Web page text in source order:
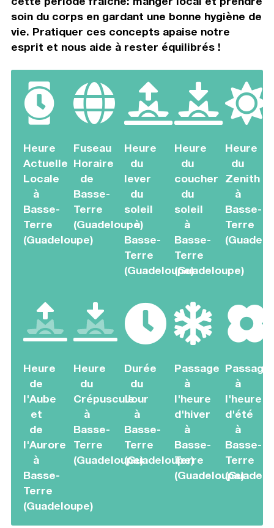
soin du corps en gardant une bonne hygiène de
vie. Pratiquer ces concepts apaise notre
esprit et nous aide à rester équilibrés !
Heure
Actuelle
Locale
à
Basse-
Terre
(Guadeloupe)
Fuseau
Horaire
de
Basse-
Terre
(Guadeloupe)
Heure
du
lever
du
soleil
à
Basse-
Terre
(Guadeloupe)
Heure
du
coucher
du
soleil
à
Basse-
Terre
(Guadeloupe)
Heure
du
Zenith
à
Basse-
Terre
Heure
de
l'Aube
et
de
l'Aurore
à
Basse-
Terre
(Guadeloupe)
Heure
du
Crépuscule
à
Basse-
Terre
(Guadeloupe)
Durée
du
Jour
à
Basse-
Terre
(Guadeloupe)
Passage
à
l'heure
d'hiver
à
Basse-
Terre
(Guadeloupe)
Passage
à
l'heure
d'été
à
Basse-
Terre